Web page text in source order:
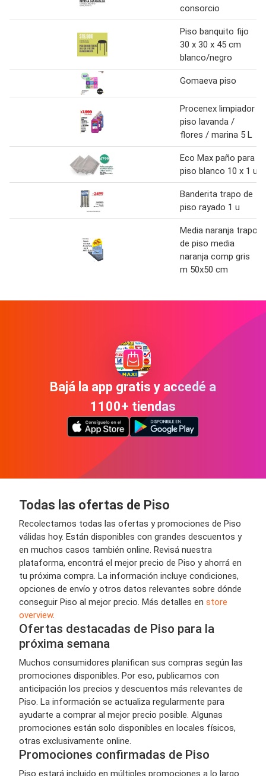
consorcio
Piso banquito fijo
30 x 30 x 45 cm
blanco/negro
Gomaeva piso
Procenex limpiador
piso lavanda /
flores / marina 5 L
Eco Max paño para
piso blanco 10 x 1 u
Banderita trapo de
piso rayado 1 u
Media naranja trapo
de piso media
naranja comp gris
m 50x50 cm
Bajá la app gratis y accedé a
1100+ tiendas
Todas las ofertas de Piso
Recolectamos todas las ofertas y promociones de Piso
válidas hoy. Están disponibles con grandes descuentos y
en muchos casos también online. Revisá nuestra
plataforma, encontrá el mejor precio de Piso y ahorrá en
tu próxima compra. La información incluye condiciones,
opciones de envío y otros datos relevantes sobre dónde
conseguir Piso al mejor precio. Más detalles en store
overview.
Ofertas destacadas de Piso para la
próxima semana
Muchos consumidores planifican sus compras según las
promociones disponibles. Por eso, publicamos con
anticipación los precios y descuentos más relevantes de
Piso. La información se actualiza regularmente para
ayudarte a comprar al mejor precio posible. Algunas
promociones están solo disponibles en locales físicos,
otras exclusivamente online.
Promociones confirmadas de Piso
Piso estará incluido en múltiples promociones a lo largo